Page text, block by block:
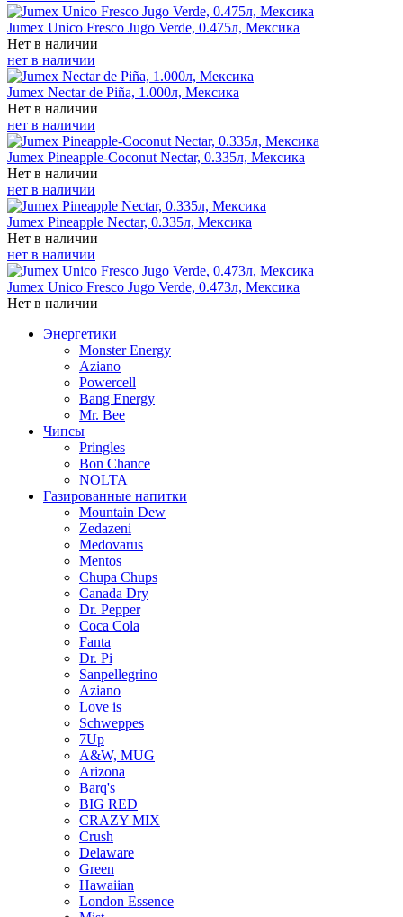
Jumex Unico Fresco Jugo Verde, 0.475л, Мексика
Нет в наличии
нет в наличии
Jumex Nectar de Piña, 1.000л, Мексика
Нет в наличии
нет в наличии
Jumex Pineapple-Coconut Nectar, 0.335л, Мексика
Нет в наличии
нет в наличии
Jumex Pineapple Nectar, 0.335л, Мексика
Нет в наличии
нет в наличии
Jumex Unico Fresco Jugo Verde, 0.473л, Мексика
Нет в наличии
Энергетики
Monster Energy
Aziano
Powercell
Bang Energy
Mr. Bee
Чипсы
Pringles
Bon Chance
NOLTA
Газированные напитки
Mountain Dew
Zedazeni
Medovarus
Mentos
Chupa Chups
Canada Dry
Dr. Pepper
Coca Cola
Fanta
Dr. Pi
Sanpellegrino
Aziano
Love is
Schweppes
7Up
A&W, MUG
Arizona
Barq's
BIG RED
CRAZY MIX
Crush
Delaware
Green
Hawaiian
London Essence